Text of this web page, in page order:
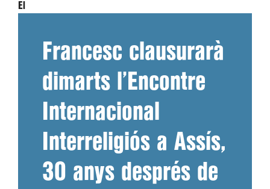
El
Francesc clausurarà
dimarts l’Encontre
Internacional
Interreligiós a Assís,
30 anys després de